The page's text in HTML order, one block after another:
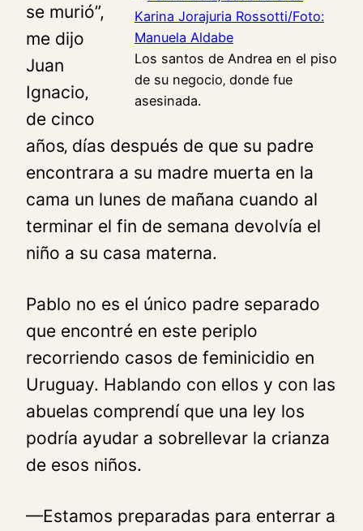
Los santos de Andrea en el piso
de su negocio‚ donde fue
asesinada.
se murió”,
me dijo
Juan
Ignacio‚
de cinco
años‚ días después de que su padre
encontrara a su madre muerta en la
cama un lunes de mañana cuando al
terminar el fin de semana devolvía el
niño a su casa materna.
Pablo no es el único padre separado
que encontré en este periplo
recorriendo casos de feminicidio en
Uruguay. Hablando con ellos y con las
abuelas comprendí que una ley los
podría ayudar a sobrellevar la crianza
de esos niños.
—Estamos preparadas para enterrar a